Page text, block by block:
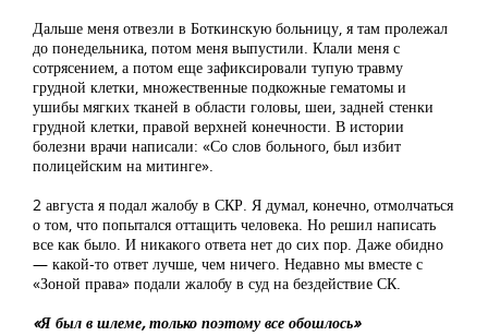
Дальше меня отвезли в Боткинскую больницу, я там пролежал
до понедельника, потом меня выпустили. Клали меня с
сотрясением, а потом еще зафиксировали тупую травму
грудной клетки, множественные подкожные гематомы и
ушибы мягких тканей в области головы, шеи, задней стенки
грудной клетки, правой верхней конечности. В истории
болезни врачи написали: «Со слов больного, был избит
полицейским на митинге».
2 августа я подал жалобу в СКР. Я думал, конечно, отмолчаться
о том, что попытался оттащить человека. Но решил написать
все как было. И никакого ответа нет до сих пор. Даже обидно
— какой-то ответ лучше, чем ничего. Недавно мы вместе с
«Зоной права» подали жалобу в суд на бездействие СК.
«Я был в шлеме, только поэтому все обошлось»